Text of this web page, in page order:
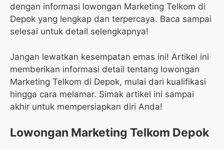
dengan informasi lowongan Marketing Telkom di
Depok yang lengkap dan terpercaya. Baca sampai
selesai untuk detail selengkapnya!
Jangan lewatkan kesempatan emas ini! Artikel ini
memberikan informasi detail tentang lowongan
Marketing Telkom di Depok, mulai dari kualifikasi
hingga cara melamar. Simak artikel ini sampai
akhir untuk mempersiapkan diri Anda!
Lowongan Marketing Telkom Depok